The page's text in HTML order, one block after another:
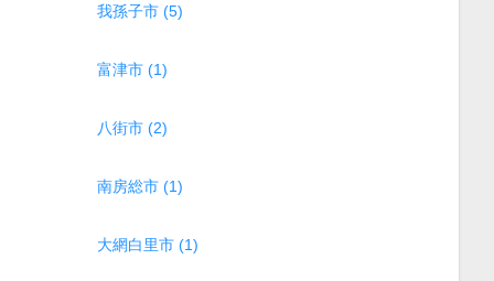
我孫子市 (5)
富津市 (1)
八街市 (2)
南房総市 (1)
大網白里市 (1)